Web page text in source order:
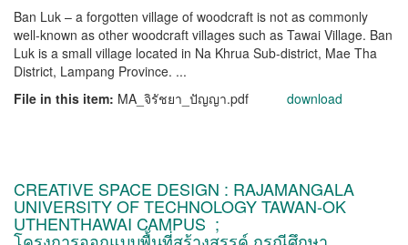
Ban Luk – a forgotten village of woodcraft is not as commonly
well-known as other woodcraft villages such as Tawai Village. Ban
Luk is a small village located in Na Khrua Sub-district, Mae Tha
District, Lampang Province. ...
File in this item: MA_จิรัชยา_ปัญญา.pdf download
CREATIVE SPACE DESIGN : RAJAMANGALA
UNIVERSITY OF TECHNOLOGY TAWAN-OK
UTHENTHAWAI CAMPUS ;